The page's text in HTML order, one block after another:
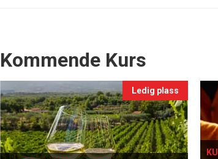
Events
Kommende Kurs
Ledig plass